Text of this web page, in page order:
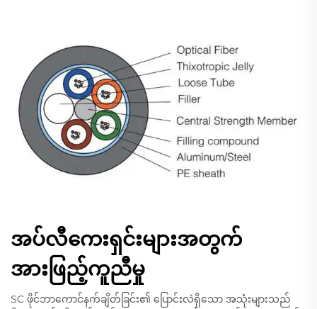
အပ်လီကေးရှင်းများအတွက်
အားဖြည့်ကူညီမှု
SC ဖိုင်ဘာကောင်နက်ချိတ်ခြင်း၏ ပြောင်းလဲရှိသော အသုံးများသည်